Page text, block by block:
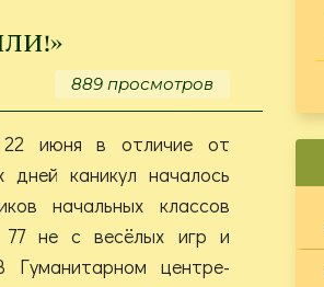
889 просмотров
июня в отличие от
дней каникул началось
начальных классов
не с весёлых игр и
Гуманитарном центре-